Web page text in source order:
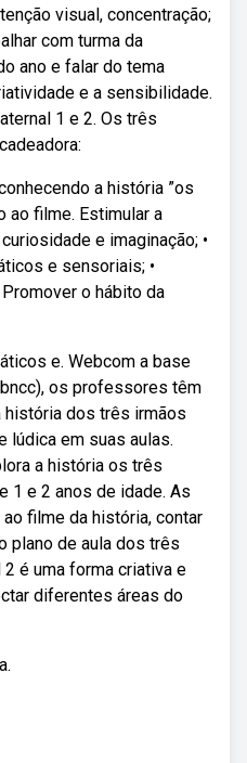
visual, concentração;
com turma da
ano e falar do tema
e a sensibilidade.
1 e 2. Os três
a história ”os
ao filme. Estimular a
e imaginação; •
e sensoriais; •
o hábito da
e. Webcom a base
os professores têm
história dos três irmãos
lúdica em suas aulas.
a história os três
1 e 2 anos de idade. As
filme da história, contar
plano de aula dos três
é uma forma criativa e
diferentes áreas do